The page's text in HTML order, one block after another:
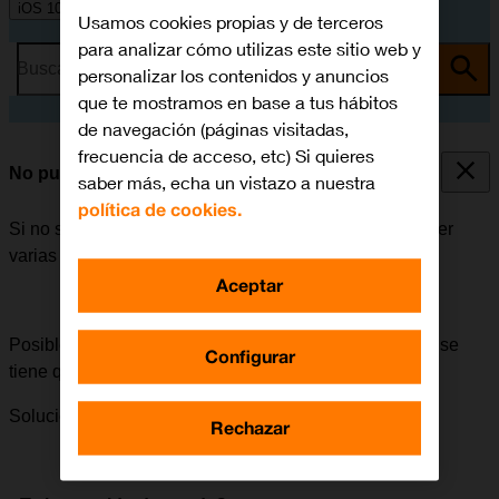
iOS 10.0
Busca por problema o tema
No puedo enviar ni recibir iMessages
Si no se puede enviar ni recibir iMessages, puede haber
varias causas posibles al problema.
Posible causa 5 de 5:
Para poder enviar un iMessage, se
tiene que escribir y enviar de forma correcta.
Solución: Cómo escribir y enviar iMessages.
Usamos cookies propias y de terceros
para analizar cómo utilizas este sitio web y
personalizar los contenidos y anuncios
que te mostramos en base a tus hábitos
de navegación (páginas visitadas,
frecuencia de acceso, etc) Si quieres
saber más, echa un vistazo a nuestra
política de cookies.
Configurar
Rechazar
Aceptar